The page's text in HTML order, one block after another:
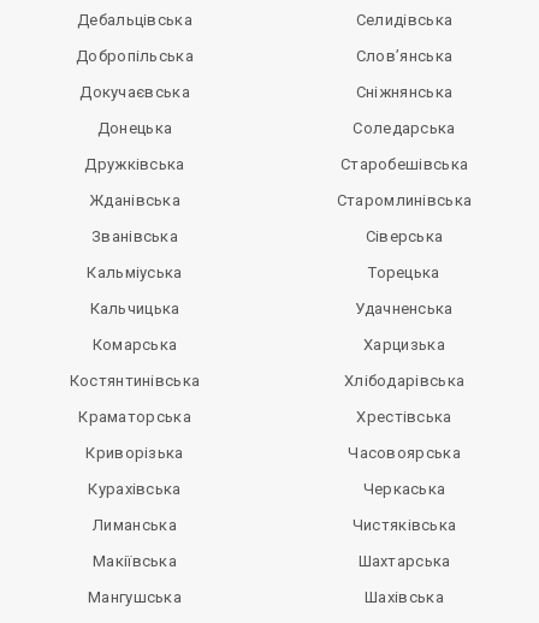
Дебальцівська
Добропільська
Докучаєвська
Донецька
Дружківська
Жданівська
Званівська
Кальміуська
Кальчицька
Комарська
Костянтинівська
Краматорська
Криворізька
Курахівська
Лиманська
Макіївська
Мангушська
Селидівська
Слов’янська
Сніжнянська
Соледарська
Старобешівська
Старомлинівська
Сіверська
Торецька
Удачненська
Харцизька
Хлібодарівська
Хрестівська
Часовоярська
Черкаська
Чистяківська
Шахтарська
Шахівська